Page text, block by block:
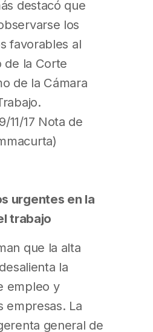
destacó que
los
favorables al
de la Corte
de la Cámara
11/17 Nota de
urgentes en la
trabajo
que la alta
la
empleo y
empresas. La
general de